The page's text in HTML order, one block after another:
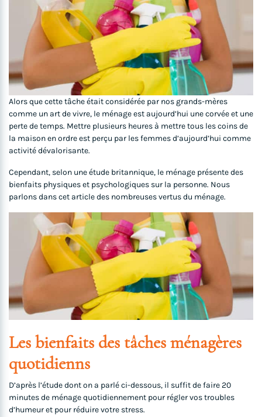
Alors que cette tâche était considérée par nos grands-mères
comme un art de vivre, le ménage est aujourd’hui une corvée et une
perte de temps. Mettre plusieurs heures à mettre tous les coins de
la maison en ordre est perçu par les femmes d’aujourd’hui comme
activité dévalorisante.
Cependant, selon une étude britannique, le ménage présente des
bienfaits physiques et psychologiques sur la personne. Nous
parlons dans cet article des nombreuses vertus du ménage.
Les bienfaits des tâches ménagères
quotidienns
D’après l’étude dont on a parlé ci-dessous, il suffit de faire 20
minutes de ménage quotidiennement pour régler vos troubles
d’humeur et pour réduire votre stress.